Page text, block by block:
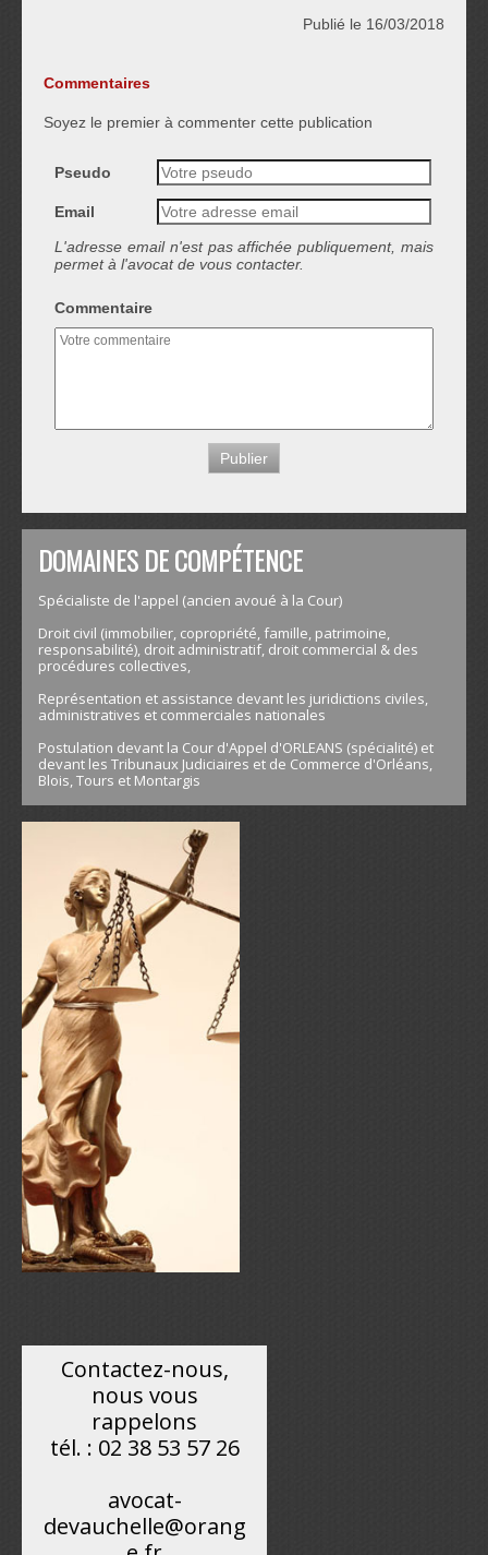
Publié le 16/03/2018
Commentaires
Soyez le premier à commenter cette publication
Pseudo
Email
L'adresse email n'est pas affichée publiquement, mais
permet à l'avocat de vous contacter.
Commentaire
DOMAINES DE COMPÉTENCE
Spécialiste de l'appel (ancien avoué à la Cour)
Droit civil (immobilier, copropriété, famille, patrimoine,
responsabilité), droit administratif, droit commercial & des
procédures collectives,
Représentation et assistance devant les juridictions civiles,
administratives et commerciales nationales
Postulation devant la Cour d'Appel d'ORLEANS (spécialité) et
devant les Tribunaux Judiciaires et de Commerce d'Orléans,
Blois, Tours et Montargis
Contactez-nous,
nous vous
rappelons
tél. : 02 38 53 57 26
avocat-
devauchelle@orang